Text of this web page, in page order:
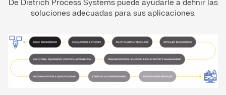
De Dietrich Process Systems puede ayudarle a definir las
soluciones adecuadas para sus aplicaciones.